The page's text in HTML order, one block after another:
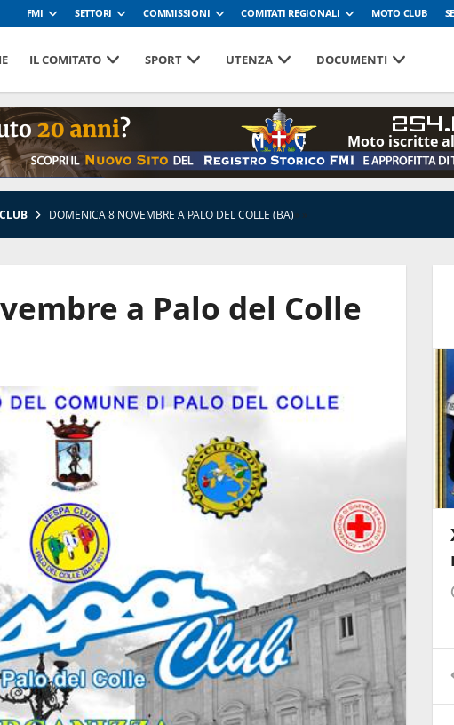
FMI SETTORI COMMISSIONI COMITATI REGIONALI MOTO CLUB
IL COMITATO SPORT UTENZA DOCUMENTI
Moto iscritte
» »
DOMENICA 8 NOVEMBRE A PALO DEL COLLE (BA)
a Palo del Colle
ACQUISTO ATTREZZATURE
TECNICO SPORTIVE - AVVISO F -
REGIONE PUGLIA
8 Ottobre 2024